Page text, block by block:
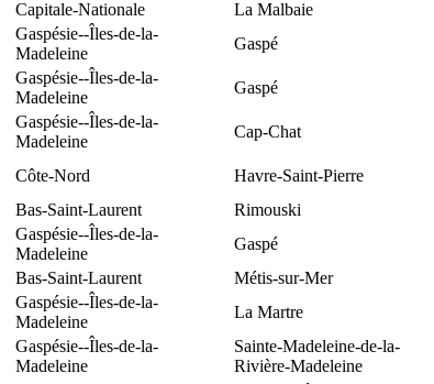
Capitale-Nationale
La Malbaie
Gaspésie--Îles-de-la-
Madeleine
Gaspé
Gaspésie--Îles-de-la-
Madeleine
Gaspé
Gaspésie--Îles-de-la-
Madeleine
Cap-Chat
Côte-Nord
Havre-Saint-Pierre
Bas-Saint-Laurent
Rimouski
Gaspésie--Îles-de-la-
Madeleine
Gaspé
Bas-Saint-Laurent
Métis-sur-Mer
Gaspésie--Îles-de-la-
Madeleine
La Martre
Gaspésie--Îles-de-la-
Madeleine
Sainte-Madeleine-de-la-
Rivière-Madeleine